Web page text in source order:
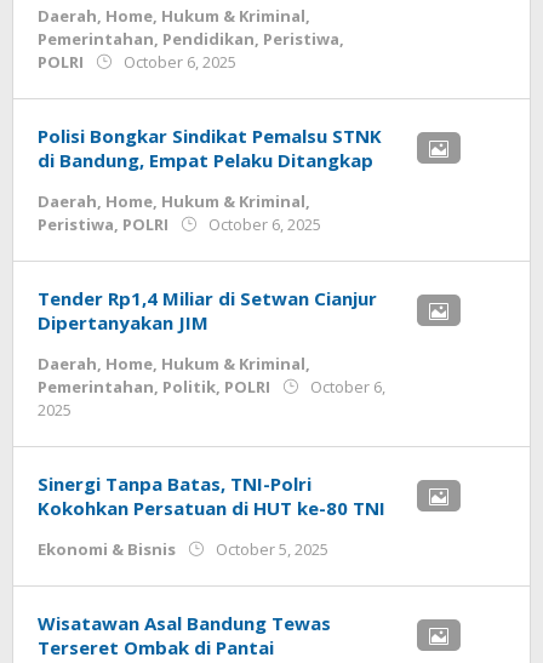
Daerah, Home, Hukum & Kriminal,
Pemerintahan, Pendidikan, Peristiwa,
POLRI
October 6, 2025
Polisi Bongkar Sindikat Pemalsu STNK
di Bandung, Empat Pelaku Ditangkap
Daerah, Home, Hukum & Kriminal,
Peristiwa, POLRI October 6, 2025
Tender Rp1,4 Miliar di Setwan Cianjur
Dipertanyakan JIM
Daerah, Home, Hukum & Kriminal,
Pemerintahan, Politik, POLRI
October 6,
2025
Sinergi Tanpa Batas, TNI-Polri
Kokohkan Persatuan di HUT ke-80 TNI
Ekonomi & Bisnis October 5, 2025
Wisatawan Asal Bandung Tewas
Terseret Ombak di Pantai